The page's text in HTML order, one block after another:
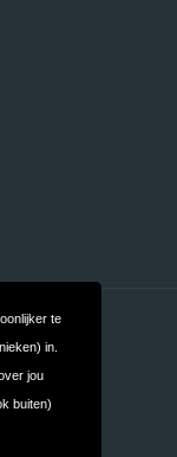
te
in.
jou
buiten)
ons